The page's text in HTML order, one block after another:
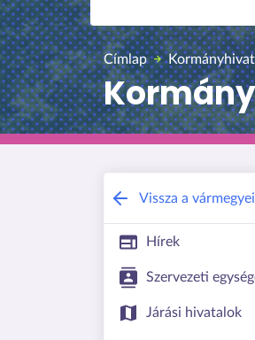
Címlap
Vissza a
Hírek
Szervezeti
Járási hivatalok